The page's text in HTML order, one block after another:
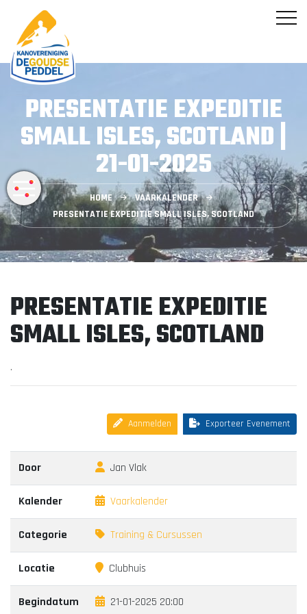
PRESENTATIE EXPEDITIE
SMALL ISLES, SCOTLAND |
21-01-2025
HOME
VAARKALENDER
PRESENTATIE EXPEDITIE SMALL ISLES, SCOTLAND
PRESENTATIE EXPEDITIE
SMALL ISLES, SCOTLAND
.
Aanmelden Exporteer Evenement
Door Jan Vlak
Kalender Vaarkalender
Categorie Training & Cursussen
Locatie Clubhuis
Begindatum 21-01-2025 20:00